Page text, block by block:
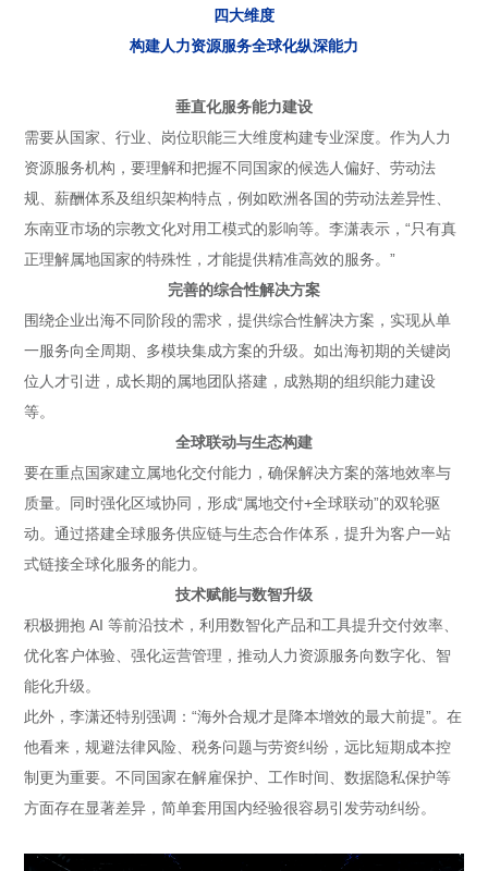
四大维度
构建人力资源服务全球化纵深能力
垂直化服务能力建设
需要从国家、行业、岗位职能三大维度构建专业深度。作为人力
资源服务机构，要理解和把握不同国家的候选人偏好、劳动法
规、薪酬体系及组织架构特点，例如欧洲各国的劳动法差异性、
东南亚市场的宗教文化对用工模式的影响等。李潇表示，“只有真
正理解属地国家的特殊性，才能提供精准高效的服务。”
完善的综合性解决方案
围绕企业出海不同阶段的需求，提供综合性解决方案，实现从单
一服务向全周期、多模块集成方案的升级。如出海初期的关键岗
位人才引进，成长期的属地团队搭建，成熟期的组织能力建设
等。
全球联动与生态构建
要在重点国家建立属地化交付能力，确保解决方案的落地效率与
质量。同时强化区域协同，形成“属地交付+全球联动”的双轮驱
动。通过搭建全球服务供应链与生态合作体系，提升为客户一站
式链接全球化服务的能力。
技术赋能与数智升级
积极拥抱 AI 等前沿技术，利用数智化产品和工具提升交付效率、
优化客户体验、强化运营管理，推动人力资源服务向数字化、智
能化升级。
此外，李潇还特别强调：“海外合规才是降本增效的最大前提”。在
他看来，规避法律风险、税务问题与劳资纠纷，远比短期成本控
制更为重要。不同国家在解雇保护、工作时间、数据隐私保护等
方面存在显著差异，简单套用国内经验很容易引发劳动纠纷。